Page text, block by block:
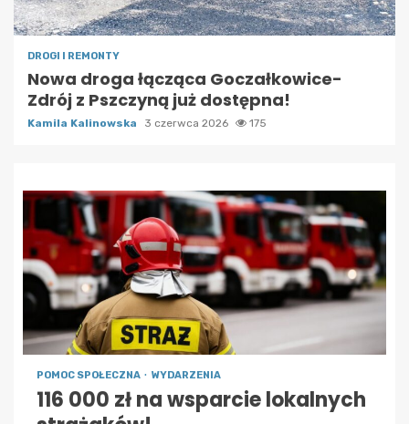
DROGI I REMONTY
Nowa droga łącząca Goczałkowice-
Zdrój z Pszczyną już dostępna!
Kamila Kalinowska 3 czerwca 2026 175
POMOC SPOŁECZNA WYDARZENIA
116 000 zł na wsparcie lokalnych